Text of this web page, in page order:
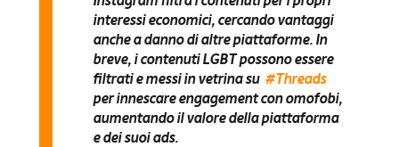
interessi economici, cercando vantaggi
anche a danno di altre piattaforme. In
breve, i contenuti LGBT possono essere
filtrati e messi in vetrina su #Threads
per innescare engagement con omofobi,
aumentando il valore della piattaforma
e dei suoi ads.